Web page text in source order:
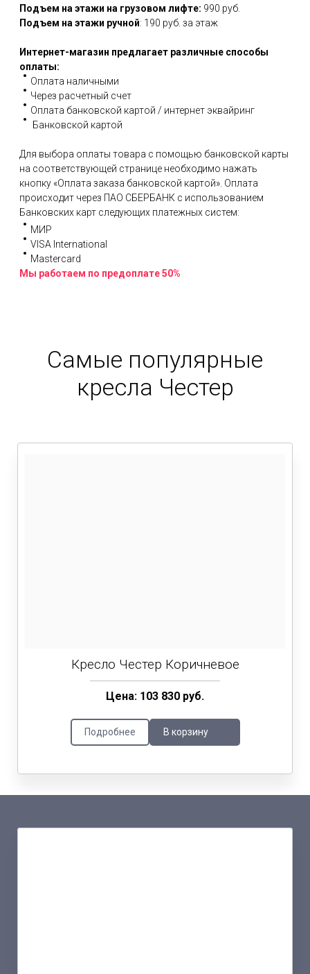
Подъем на этажи на грузовом лифте: 990 руб.
Подъем на этажи ручной: 190 руб. за этаж
Интернет-магазин предлагает различные способы
оплаты:
Оплата наличными
Через расчетный счет
Оплата банковской картой / интернет эквайринг
Банковской картой
Для выбора оплаты товара с помощью банковской карты
на соответствующей странице необходимо нажать
кнопку «Оплата заказа банковской картой». Оплата
происходит через ПАО СБЕРБАНК с использованием
Банковских карт следующих платежных систем:
МИР
VISA International
Mastercard
Мы работаем по предоплате 50%
Самые популярные
кресла Честер
Кресло Честер Коричневое
Цена: 103 830 руб.
Подробнее В корзину